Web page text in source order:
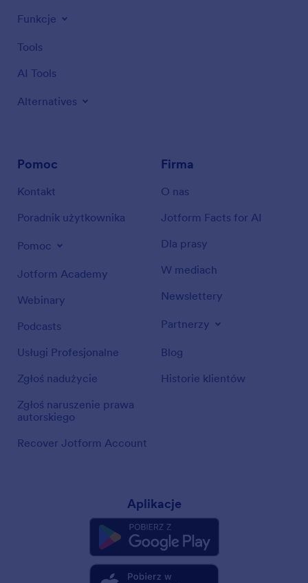
Funkcje
Tools
AI Tools
Alternatives
Pomoc
Kontakt
Poradnik użytkownika
Pomoc
Jotform Academy
Webinary
Podcasts
Usługi Profesjonalne
Zgłoś nadużycie
Zgłoś naruszenie prawa
autorskiego
Recover Jotform Account
Firma
O nas
Jotform Facts for AI
Dla prasy
W mediach
Newslettery
Partnerzy
Blog
Historie klientów
Aplikacje